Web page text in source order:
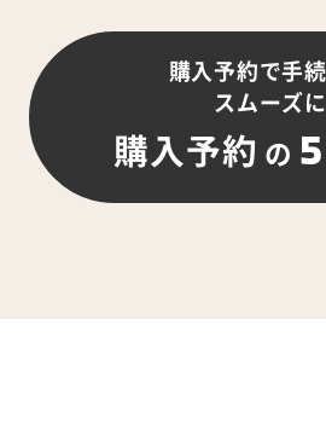
購入予約で手
スムーズに
購入予約 の